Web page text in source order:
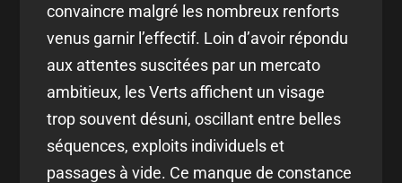
convaincre malgré les nombreux renforts
venus garnir l’effectif. Loin d’avoir répondu
aux attentes suscitées par un mercato
ambitieux, les Verts affichent un visage
trop souvent désuni, oscillant entre belles
séquences, exploits individuels et
passages à vide. Ce manque de constance